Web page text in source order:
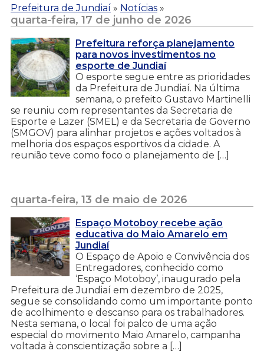
Prefeitura de Jundiaí » Notícias »
quarta-feira, 17 de junho de 2026
Prefeitura reforça planejamento
para novos investimentos no
esporte de Jundiaí
O esporte segue entre as prioridades
da Prefeitura de Jundiaí. Na última
semana, o prefeito Gustavo Martinelli
se reuniu com representantes da Secretaria de
Esporte e Lazer (SMEL) e da Secretaria de Governo
(SMGOV) para alinhar projetos e ações voltados à
melhoria dos espaços esportivos da cidade. A
reunião teve como foco o planejamento de […]
quarta-feira, 13 de maio de 2026
Espaço Motoboy recebe ação
educativa do Maio Amarelo em
Jundiaí
O Espaço de Apoio e Convivência dos
Entregadores, conhecido como
‘Espaço Motoboy’, inaugurado pela
Prefeitura de Jundiaí em dezembro de 2025,
segue se consolidando como um importante ponto
de acolhimento e descanso para os trabalhadores.
Nesta semana, o local foi palco de uma ação
especial do movimento Maio Amarelo, campanha
voltada à conscientização sobre a […]